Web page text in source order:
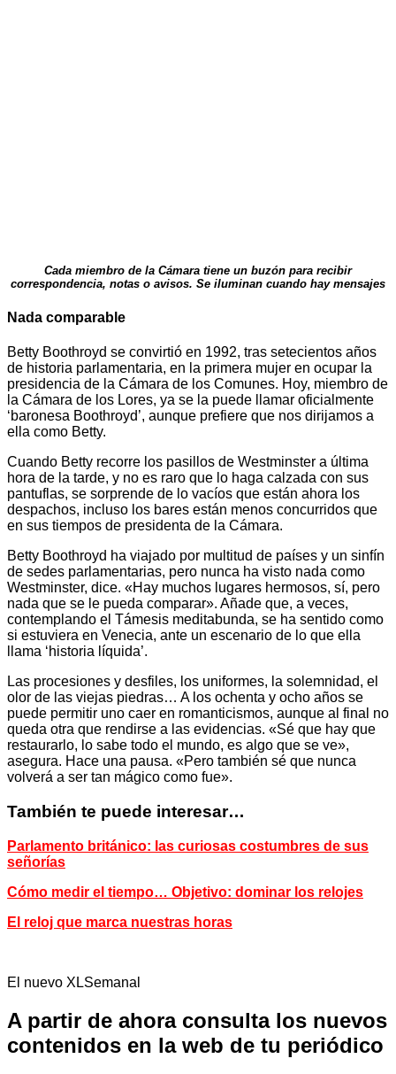
Cada miembro de la Cámara tiene un buzón para recibir
correspondencia, notas o avisos. Se iluminan cuando hay mensajes
Nada comparable
Betty Boothroyd se convirtió en 1992, tras setecientos años
de historia parlamentaria, en la primera mujer en ocupar la
presidencia de la Cámara de los Comunes. Hoy, miembro de
la Cámara de los Lores, ya se la puede llamar oficialmente
‘baronesa Boothroyd’, aunque prefiere que nos dirijamos a
ella como Betty.
Cuando Betty recorre los pasillos de Westminster a última
hora de la tarde, y no es raro que lo haga calzada con sus
pantuflas, se sorprende de lo vacíos que están ahora los
despachos, incluso los bares están menos concurridos que
en sus tiempos de presidenta de la Cámara.
Betty Boothroyd ha viajado por multitud de países y un sinfín
de sedes parlamentarias, pero nunca ha visto nada como
Westminster, dice. «Hay muchos lugares hermosos, sí, pero
nada que se le pueda comparar». Añade que, a veces,
contemplando el Támesis meditabunda, se ha sentido como
si estuviera en Venecia, ante un escenario de lo que ella
llama ‘historia líquida’.
Las procesiones y desfiles, los uniformes, la solemnidad, el
olor de las viejas piedras… A los ochenta y ocho años se
puede permitir uno caer en romanticismos, aunque al final no
queda otra que rendirse a las evidencias. «Sé que hay que
restaurarlo, lo sabe todo el mundo, es algo que se ve»,
asegura. Hace una pausa. «Pero también sé que nunca
volverá a ser tan mágico como fue».
También te puede interesar…
Parlamento británico: las curiosas costumbres de sus
señorías
Cómo medir el tiempo… Objetivo: dominar los relojes
El reloj que marca nuestras horas
El nuevo XLSemanal
A partir de ahora consulta los nuevos
contenidos en la web de tu periódico